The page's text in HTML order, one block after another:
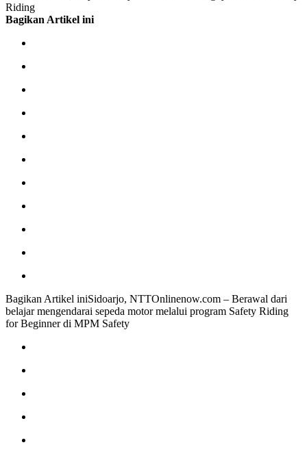
Riding
Bagikan Artikel ini
Bagikan Artikel iniSidoarjo, NTTOnlinenow.com – Berawal dari
belajar mengendarai sepeda motor melalui program Safety Riding
for Beginner di MPM Safety